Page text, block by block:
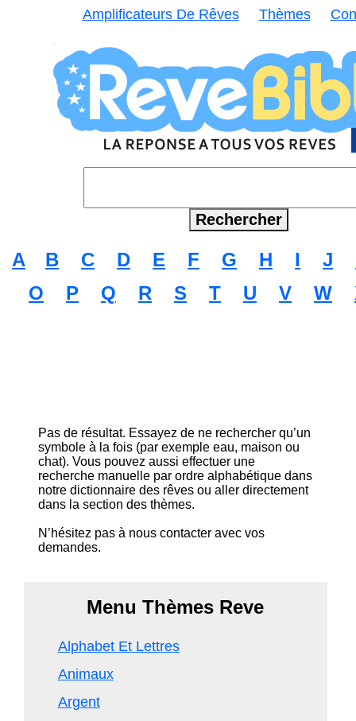
Amplificateurs De Rêves Thèmes
A B C D E F G H I J
O
P Q R S T U V W
Pas de résultat. Essayez de ne rechercher qu’un
symbole à la fois (par exemple eau, maison ou
chat). Vous pouvez aussi effectuer une
recherche manuelle par ordre alphabétique dans
notre dictionnaire des rêves ou aller directement
dans la section des thèmes.
N’hésitez pas à nous contacter avec vos
demandes.
Menu Thèmes Reve
Alphabet Et Lettres
Animaux
Argent